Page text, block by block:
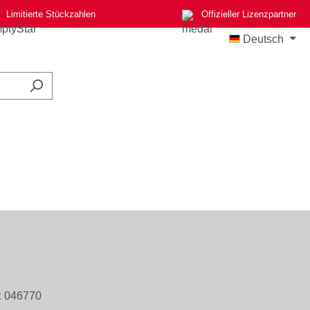
Limitierte Stückzahlen Offizieller Lizenzpartner
Deutsch
046770